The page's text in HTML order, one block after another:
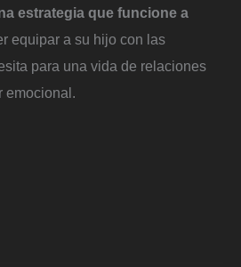
estrategia que funcione a
equipar a su hijo con las
para una vida de relaciones